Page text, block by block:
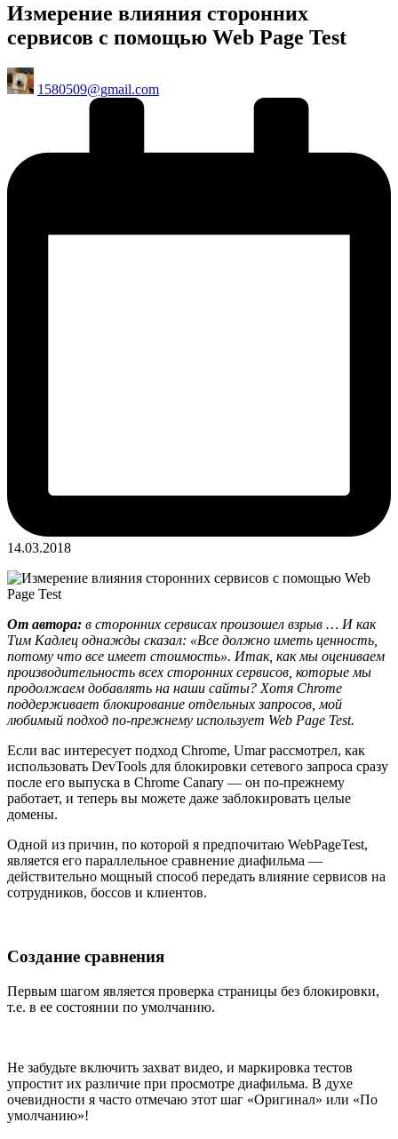
Измерение влияния сторонних
сервисов с помощью Web Page Test
Posted
by
1580509@gmail.com
14.03.2018
От автора: в сторонних сервисах произошел взрыв … И как
Тим Кадлец однажды сказал: «Все должно иметь ценность,
потому что все имеет стоимость». Итак, как мы оцениваем
производительность всех сторонних сервисов, которые мы
продолжаем добавлять на наши сайты? Хотя Chrome
поддерживает блокирование отдельных запросов, мой
любимый подход по-прежнему использует Web Page Test.
Если вас интересует подход Chrome, Umar рассмотрел, как
использовать DevTools для блокировки сетевого запроса сразу
после его выпуска в Chrome Canary — он по-прежнему
работает, и теперь вы можете даже заблокировать целые
домены.
Одной из причин, по которой я предпочитаю WebPageTest,
является его параллельное сравнение диафильма —
действительно мощный способ передать влияние сервисов на
сотрудников, боссов и клиентов.
Создание сравнения
Первым шагом является проверка страницы без блокировки,
т.е. в ее состоянии по умолчанию.
Не забудьте включить захват видео, и маркировка тестов
упростит их различие при просмотре диафильма. В духе
очевидности я часто отмечаю этот шаг «Оригинал» или «По
умолчанию»!